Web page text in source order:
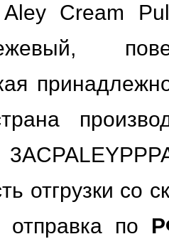
Cream
отгрузки со
отправка по